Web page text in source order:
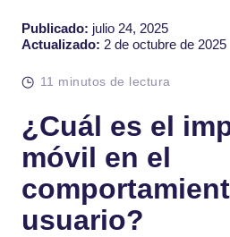
Publicado: julio 24, 2025
Actualizado: 2 de octubre de 2025
11 minutos de lectura
¿Cuál es el
móvil en el
usuario?